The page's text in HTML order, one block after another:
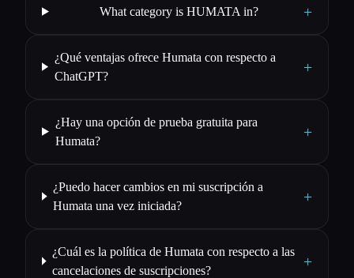
What category is HUMATA in? +
¿Qué ventajas ofrece Humata con respecto a
ChatGPT?
+
¿Hay una opción de prueba gratuita para
Humata?
+
¿Puedo hacer cambios en mi suscripción a
Humata una vez iniciada?
+
¿Cuál es la política de Humata con respecto a las
cancelaciones de suscripciones?
+